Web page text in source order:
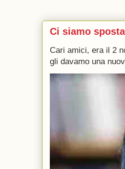
Ci siamo
Cari amici, era il 2
gli davamo una